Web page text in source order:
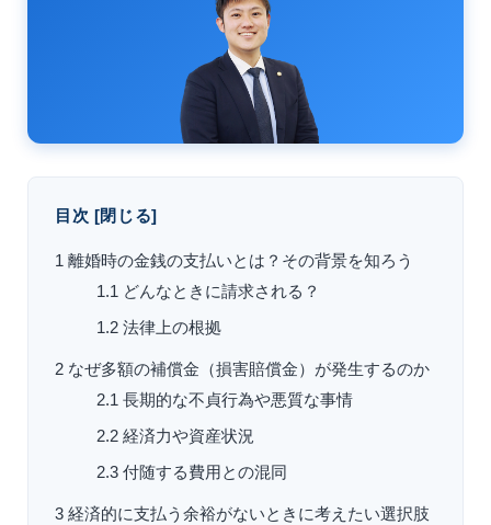
目次 [閉じる]
1 離婚時の金銭の支払いとは？その背景を知ろう
1.1 どんなときに請求される？
1.2 法律上の根拠
2 なぜ多額の補償金（損害賠償金）が発生するのか
2.1 長期的な不貞行為や悪質な事情
2.2 経済力や資産状況
2.3 付随する費用との混同
3 経済的に支払う余裕がないときに考えたい選択肢